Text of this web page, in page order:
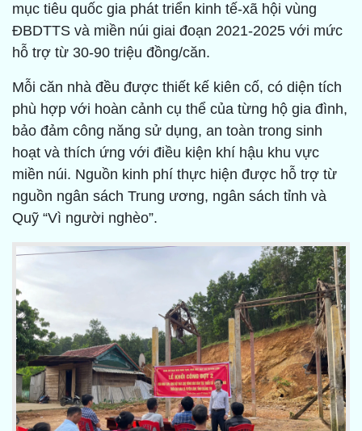
mục tiêu quốc gia phát triển kinh tế-xã hội vùng
ĐBDTTS và miền núi giai đoạn 2021-2025 với mức
hỗ trợ từ 30-90 triệu đồng/căn.
Mỗi căn nhà đều được thiết kế kiên cố, có diện tích
phù hợp với hoàn cảnh cụ thể của từng hộ gia đình,
bảo đảm công năng sử dụng, an toàn trong sinh
hoạt và thích ứng với điều kiện khí hậu khu vực
miền núi. Nguồn kinh phí thực hiện được hỗ trợ từ
nguồn ngân sách Trung ương, ngân sách tỉnh và
Quỹ “Vì người nghèo”.